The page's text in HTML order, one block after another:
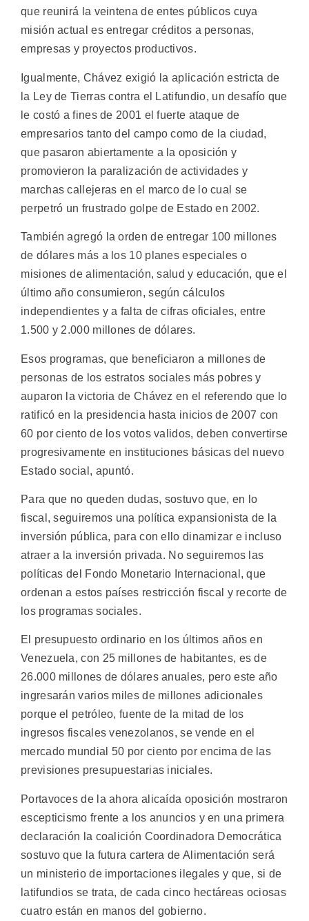
que reunirá la veintena de entes públicos cuya
misión actual es entregar créditos a personas,
empresas y proyectos productivos.
Igualmente, Chávez exigió la aplicación estricta de
la Ley de Tierras contra el Latifundio, un desafío que
le costó a fines de 2001 el fuerte ataque de
empresarios tanto del campo como de la ciudad,
que pasaron abiertamente a la oposición y
promovieron la paralización de actividades y
marchas callejeras en el marco de lo cual se
perpetró un frustrado golpe de Estado en 2002.
También agregó la orden de entregar 100 millones
de dólares más a los 10 planes especiales o
misiones de alimentación, salud y educación, que el
último año consumieron, según cálculos
independientes y a falta de cifras oficiales, entre
1.500 y 2.000 millones de dólares.
Esos programas, que beneficiaron a millones de
personas de los estratos sociales más pobres y
auparon la victoria de Chávez en el referendo que lo
ratificó en la presidencia hasta inicios de 2007 con
60 por ciento de los votos validos, deben convertirse
progresivamente en instituciones básicas del nuevo
Estado social, apuntó.
Para que no queden dudas, sostuvo que, en lo
fiscal, seguiremos una política expansionista de la
inversión pública, para con ello dinamizar e incluso
atraer a la inversión privada. No seguiremos las
políticas del Fondo Monetario Internacional, que
ordenan a estos países restricción fiscal y recorte de
los programas sociales.
El presupuesto ordinario en los últimos años en
Venezuela, con 25 millones de habitantes, es de
26.000 millones de dólares anuales, pero este año
ingresarán varios miles de millones adicionales
porque el petróleo, fuente de la mitad de los
ingresos fiscales venezolanos, se vende en el
mercado mundial 50 por ciento por encima de las
previsiones presupuestarias iniciales.
Portavoces de la ahora alicaída oposición mostraron
escepticismo frente a los anuncios y en una primera
declaración la coalición Coordinadora Democrática
sostuvo que la futura cartera de Alimentación será
un ministerio de importaciones ilegales y que, si de
latifundios se trata, de cada cinco hectáreas ociosas
cuatro están en manos del gobierno.